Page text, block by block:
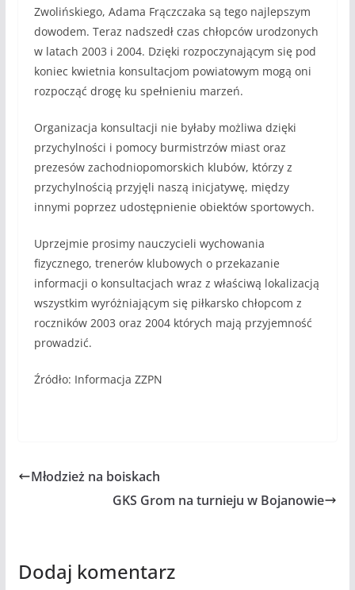
Zwolińskiego, Adama Frączczaka są tego najlepszym
dowodem. Teraz nadszedł czas chłopców urodzonych
w latach 2003 i 2004. Dzięki rozpoczynającym się pod
koniec kwietnia konsultacjom powiatowym mogą oni
rozpocząć drogę ku spełnieniu marzeń.
Organizacja konsultacji nie byłaby możliwa dzięki
przychylności i pomocy burmistrzów miast oraz
prezesów zachodniopomorskich klubów, którzy z
przychylnością przyjęli naszą inicjatywę, między
innymi poprzez udostępnienie obiektów sportowych.
Uprzejmie prosimy nauczycieli wychowania
fizycznego, trenerów klubowych o przekazanie
informacji o konsultacjach wraz z właściwą lokalizacją
wszystkim wyróżniającym się piłkarsko chłopcom z
roczników 2003 oraz 2004 których mają przyjemność
prowadzić.
Źródło: Informacja ZZPN
Młodzież na boiskach
GKS Grom na turnieju w Bojanowie
Dodaj komentarz